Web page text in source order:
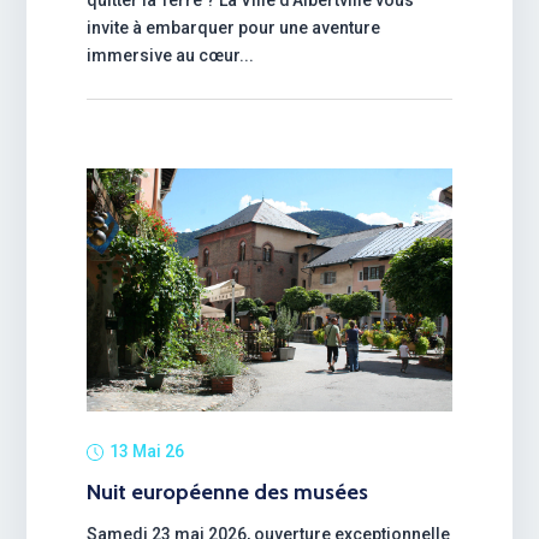
invite à embarquer pour une aventure
immersive au cœur...
13 Mai 26
Nuit européenne des musées
Samedi 23 mai 2026, ouverture exceptionnelle